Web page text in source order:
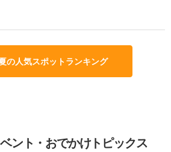
の人気スポットランキング
ント・おでかけトピックス